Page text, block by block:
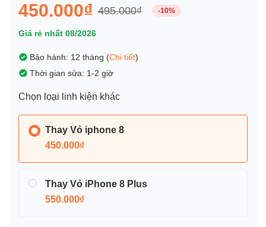
450.000₫ 495.000₫ -10%
Giá rẻ nhất 08/2026
Bảo hành: 12 tháng (Chi tiết)
Thời gian sửa: 1-2 giờ
Chọn loại linh kiện khác
Thay Vỏ iphone 8
450.000₫
Thay Vỏ iPhone 8 Plus
550.000₫